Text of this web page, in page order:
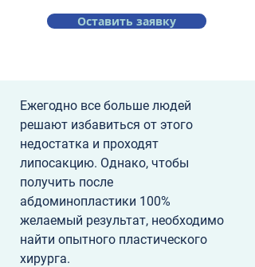
Оставить заявку
Ежегодно все больше людей
решают избавиться от этого
недостатка и проходят
липосакцию. Однако, чтобы
получить после
абдоминопластики 100%
желаемый результат, необходимо
найти опытного пластического
хирурга.